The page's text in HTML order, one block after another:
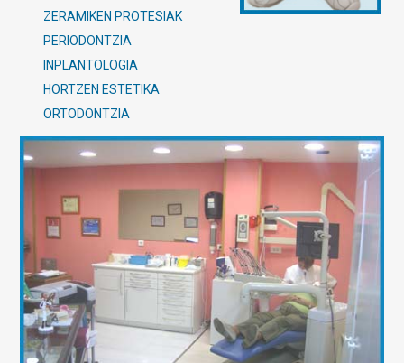
ZERAMIKEN PROTESIAK
PERIODONTZIA
INPLANTOLOGIA
HORTZEN ESTETIKA
ORTODONTZIA